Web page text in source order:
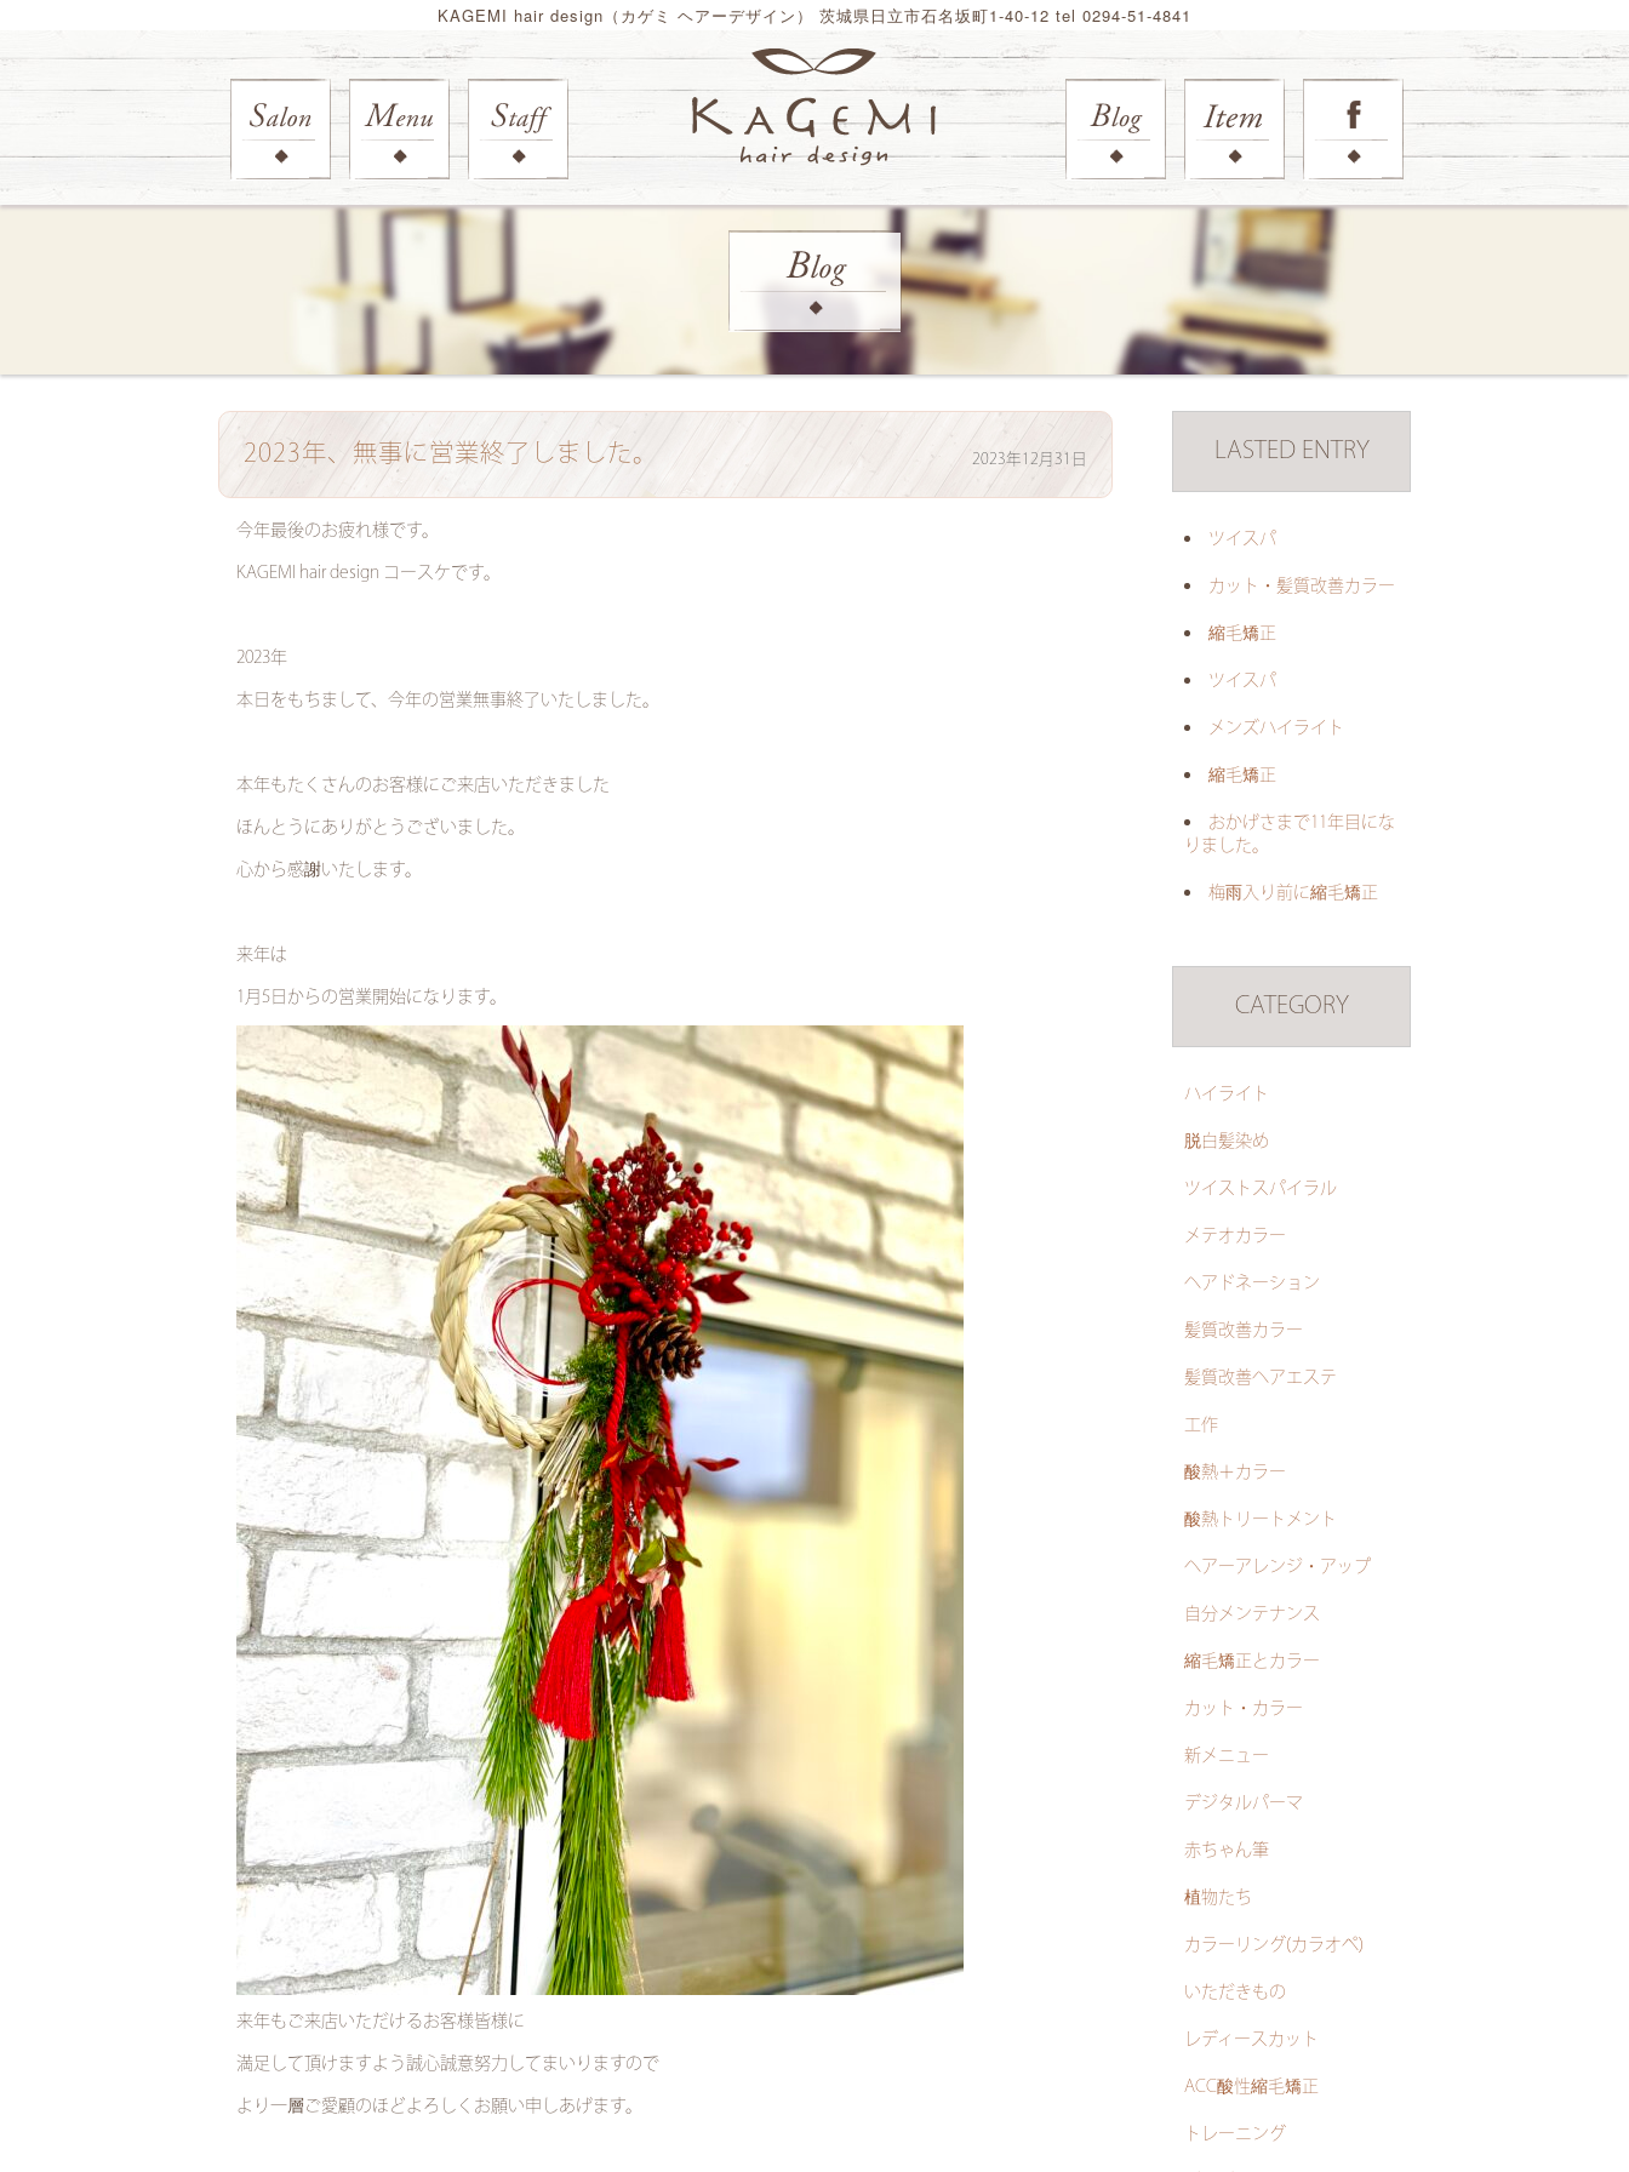
KAGEMI hair design（カゲミ ヘアーデザイン） 茨城県日立市石名坂町1-40-12 tel 0294-51-4841
2023年、無事に営業終了しました。 2023年12月31日
今年最後のお疲れ様です。
KAGEMI hair design コースケです。
2023年
本日をもちまして、今年の営業無事終了いたしました。
本年もたくさんのお客様にご来店いただきました
ほんとうにありがとうございました。
心から感謝いたします。
来年は
1月5日からの営業開始になります。
来年もご来店いただけるお客様皆様に
満足して頂けますよう誠心誠意努力してまいりますので
より一層ご愛顧のほどよろしくお願い申しあげます。
LASTED ENTRY
ツイスパ
カット・髪質改善カラー
縮毛矯正
ツイスパ
メンズハイライト
縮毛矯正
おかげさまで11年目にな
りました。
梅雨入り前に縮毛矯正
CATEGORY
ハイライト
脱白髪染め
ツイストスパイラル
メテオカラー
ヘアドネーション
髪質改善カラー
髪質改善ヘアエステ
工作
酸熱＋カラー
酸熱トリートメント
ヘアーアレンジ・アップ
自分メンテナンス
縮毛矯正とカラー
カット・カラー
新メニュー
デジタルパーマ
赤ちゃん筆
植物たち
カラーリング(カラオペ)
いただきもの
レディースカット
ACC酸性縮毛矯正
トレーニング